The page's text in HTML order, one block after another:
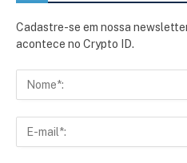
Cadastre-se em nossa
acontece no Crypto ID.